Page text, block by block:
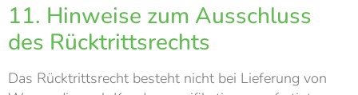
11. Hinweise zum Ausschluss
des Rücktrittsrechts
Das Rücktrittsrecht besteht nicht bei Lieferung von